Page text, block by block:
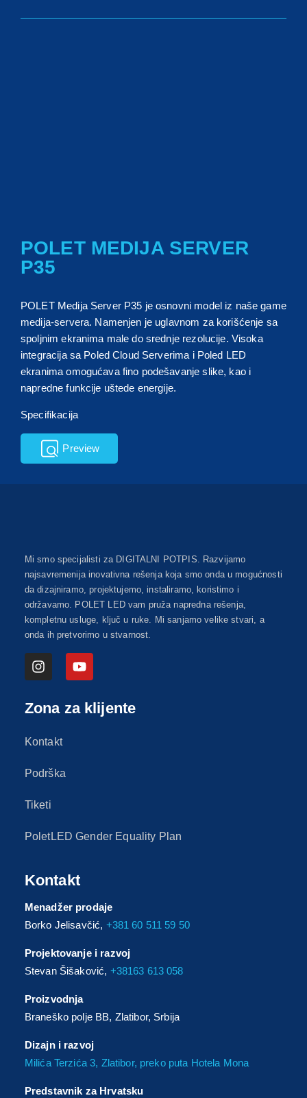
POLET MEDIJA SERVER
P35
POLET Medija Server P35 je osnovni model iz naše game
medija-servera. Namenjen je uglavnom za korišćenje sa
spoljnim ekranima male do srednje rezolucije. Visoka
integracija sa Poled Cloud Serverima i Poled LED
ekranima omogućava fino podešavanje slike, kao i
napredne funkcije uštede energije.
Specifikacija
Preview
Mi smo specijalisti za DIGITALNI POTPIS. Razvijamo
najsavremenija inovativna rešenja koja smo onda u mogućnosti
da dizajniramo, projektujemo, instaliramo, koristimo i
održavamo. POLET LED vam pruža napredna rešenja,
kompletnu usluge, ključ u ruke. Mi sanjamo velike stvari, a
onda ih pretvorimo u stvarnost.
Zona za klijente
Kontakt
Podrška
Tiketi
PoletLED Gender Equality Plan
Kontakt
Menadžer prodaje
Borko Jelisavčić, +381 60 511 59 50
Projektovanje i razvoj
Stevan Šišaković, +38163 613 058
Proizvodnja
Braneško polje BB, Zlatibor, Srbija
Dizajn i razvoj
Milića Terzića 3, Zlatibor, preko puta Hotela Mona
Predstavnik za Hrvatsku